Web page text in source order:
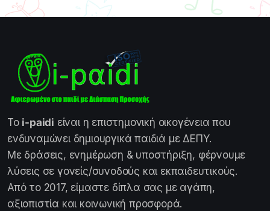
Το i-paidi είναι η επιστημονική οικογένεια που
ενδυναμώνει δημιουργικά παιδιά με ΔΕΠΥ.
Με δράσεις, ενημέρωση & υποστήριξη, φέρνουμε
λύσεις σε γονείς/συνοδούς και εκπαιδευτικούς.
Από το 2017, είμαστε δίπλα σας με αγάπη,
αξιοπιστία και κοινωνική προσφορά.